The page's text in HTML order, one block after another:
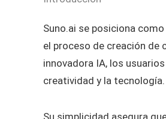
Suno.ai se posiciona
el proceso de creación de
innovadora IA, los
creatividad y la tecnología.
Su simplicidad asegura